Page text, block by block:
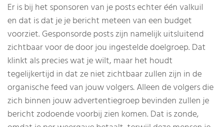
Er is bij het sponsoren van je posts echter één valkuil
en dat is dat je je bericht meteen van een budget
voorziet. Gesponsorde posts zijn namelijk uitsluitend
zichtbaar voor de door jou ingestelde doelgroep. Dat
klinkt als precies wat je wilt, maar het houdt
tegelijkertijd in dat ze niet zichtbaar zullen zijn in de
organische feed van jouw volgers. Alleen de volgers die
zich binnen jouw advertentiegroep bevinden zullen je
bericht zodoende voorbij zien komen. Dat is zonde,